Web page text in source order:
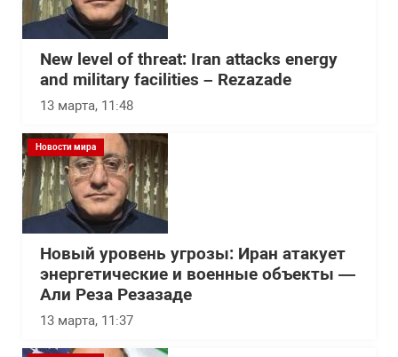
New level of threat: Iran attacks energy
and military facilities – Rezazade
13 марта, 11:48
Новости мира
Новый уровень угрозы: Иран атакует
энергетические и военные объекты —
Али Реза Резазаде
13 марта, 11:37